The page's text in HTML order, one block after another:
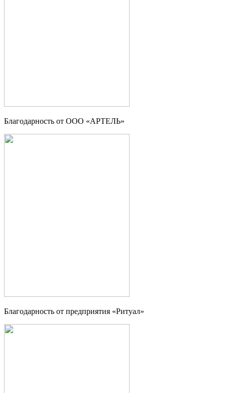
Благодарность от ООО «АРТЕЛЬ»
Благодарность от предприятия «Ритуал»